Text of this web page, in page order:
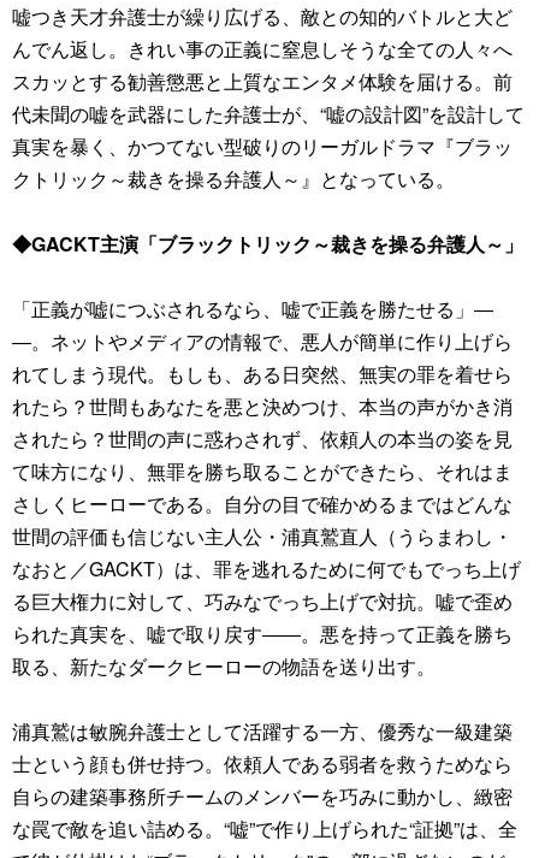
嘘つき天才弁護士が繰り広げる、敵との知的バトルと大ど
んでん返し。きれい事の正義に窒息しそうな全ての人々へ
スカッとする勧善懲悪と上質なエンタメ体験を届ける。前
代未聞の嘘を武器にした弁護士が、“嘘の設計図”を設計して
真実を暴く、かつてない型破りのリーガルドラマ『ブラッ
クトリック～裁きを操る弁護人～』となっている。
◆GACKT主演「ブラックトリック～裁きを操る弁護人～」
「正義が嘘につぶされるなら、嘘で正義を勝たせる」―
―。ネットやメディアの情報で、悪人が簡単に作り上げら
れてしまう現代。もしも、ある日突然、無実の罪を着せら
れたら？世間もあなたを悪と決めつけ、本当の声がかき消
されたら？世間の声に惑わされず、依頼人の本当の姿を見
て味方になり、無罪を勝ち取ることができたら、それはま
さしくヒーローである。自分の目で確かめるまではどんな
世間の評価も信じない主人公・浦真鷲直人（うらまわし・
なおと／GACKT）は、罪を逃れるために何でもでっち上げ
る巨大権力に対して、巧みなでっち上げで対抗。嘘で歪め
られた真実を、嘘で取り戻す――。悪を持って正義を勝ち
取る、新たなダークヒーローの物語を送り出す。
浦真鷲は敏腕弁護士として活躍する一方、優秀な一級建築
士という顔も併せ持つ。依頼人である弱者を救うためなら
自らの建築事務所チームのメンバーを巧みに動かし、緻密
な罠で敵を追い詰める。“嘘”で作り上げられた“証拠”は、全